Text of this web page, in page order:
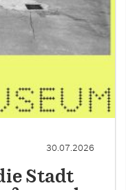
30.07.2026
Stadt